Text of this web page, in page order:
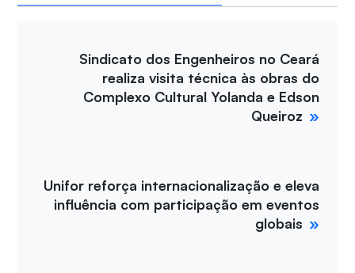
Sindicato dos Engenheiros no Ceará
realiza visita técnica às obras do
Complexo Cultural Yolanda e Edson
Queiroz
Unifor reforça internacionalização e eleva
influência com participação em eventos
globais